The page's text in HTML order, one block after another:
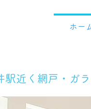
ホー
駅近く網戸・ガ